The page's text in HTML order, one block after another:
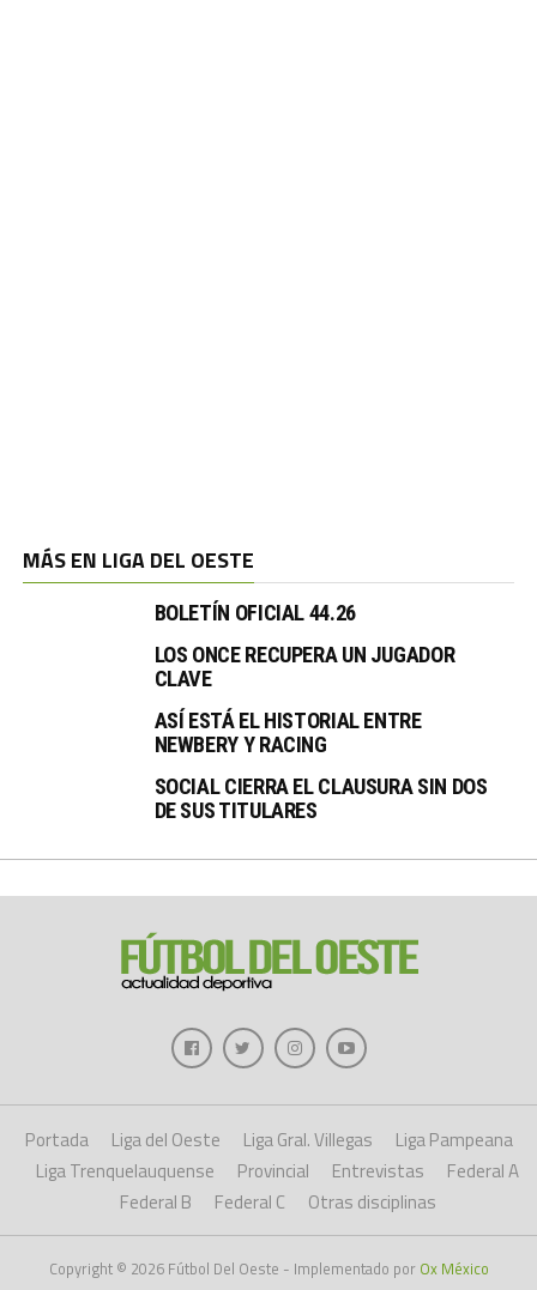
MÁS EN LIGA DEL OESTE
BOLETÍN OFICIAL 44.26
LOS ONCE RECUPERA UN JUGADOR
CLAVE
ASÍ ESTÁ EL HISTORIAL ENTRE
NEWBERY Y RACING
SOCIAL CIERRA EL CLAUSURA SIN DOS
DE SUS TITULARES
Portada Liga del Oeste Liga Gral. Villegas
Liga Pampeana
Liga Trenquelauquense
Provincial Entrevistas
Federal A
Federal B
Federal C Otras disciplinas
Copyright © 2026 Fútbol Del Oeste - Implementado por Ox México